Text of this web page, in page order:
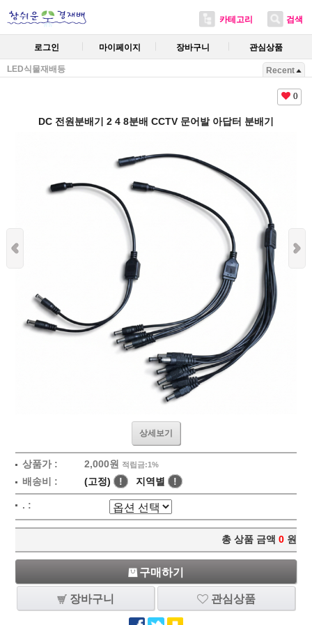
카테고리 검색
로그인 마이페이지 장바구니 관심상품
LED식물재배등 Recent
0
DC 전원분배기 2 4 8분배 CCTV 문어발 아답터 분배기
상세보기
상품가 : 2,000원 적립금:1%
배송비 : (고정) ! 지역별 !
. :
총 상품 금액 0 원
구매하기
장바구니 관심상품